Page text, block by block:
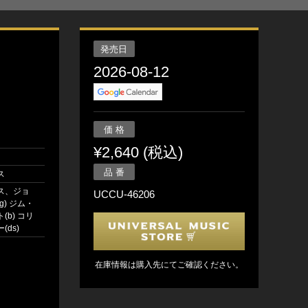
、ジョ
ジム・
(b) コリ
(ds)
発売日
2026-08-12
価 格
¥2,640 (税込)
品 番
UCCU-46206
在庫情報は購入先にてご確認ください。